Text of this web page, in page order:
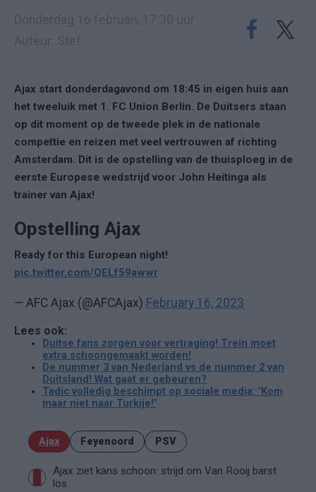
Ajax start donderdagavond om 18:45 in eigen huis aan
het tweeluik met 1. FC Union Berlin. De Duitsers staan
op dit moment op de tweede plek in de nationale
compettie en reizen met veel vertrouwen af richting
Amsterdam. Dit is de opstelling van de thuisploeg in de
eerste Europese wedstrijd voor John Heitinga als
trainer van Ajax!
Opstelling Ajax
Ready for this European night!
pic.twitter.com/QELf59awwr
— AFC Ajax (@AFCAjax) February 16, 2023
Lees ook:
Duitse fans zorgen voor vertraging! Trein moet
extra schoongemaakt worden!
De nummer 3 van Nederland vs de nummer 2 van
Duitsland! Wat gaat er gebeuren?
Tadic volledig beschimpt op sociale media: "Kom
maar niet naar Turkije!"
Ajax Feyenoord PSV
Ajax ziet kans schoon: strijd om Van Rooij barst
los